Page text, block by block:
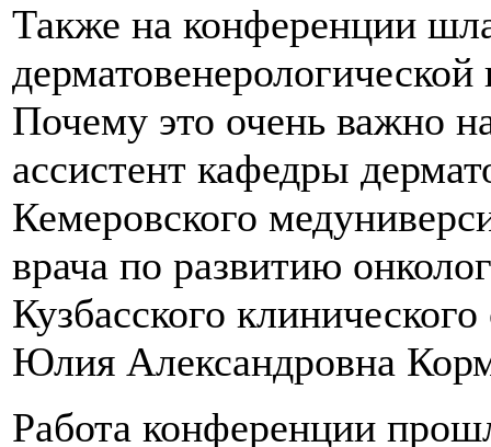
Также на конференции
Почему это очень важно
ассистент кафедры
Кемеровского
врача по развитию
Кузбасского
Юлия Александровна
Работа конференции